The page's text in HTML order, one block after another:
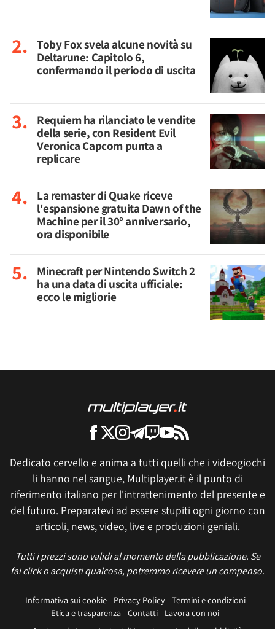
Toby Fox svela alcune novità su
Deltarune: Capitolo 6,
confermando il periodo di uscita
Requiem ha rilanciato le vendite
della serie, con Resident Evil
Veronica Capcom punta a
replicare
La remaster di Quake riceve
l'espansione gratuita Dawn of the
Machine per il 30° anniversario,
ora disponibile
Minecraft per Nintendo Switch 2
ha una data di uscita ufficiale:
ecco le migliorie
Dedicato cervello e anima a tutti quelli che i videogiochi
li hanno nel sangue, Multiplayer.it è il punto di
riferimento italiano per l'intrattenimento del presente e
del futuro. Preparatevi ad essere stupiti ogni giorno con
articoli, news, video, live e produzioni geniali.
Tutti i prezzi sono validi al momento della pubblicazione. Se
fai click o acquisti qualcosa, potremmo ricevere un compenso.
Informativa sui cookie Privacy Policy
Termini e condizioni
Etica e trasparenza Contatti
Lavora con noi